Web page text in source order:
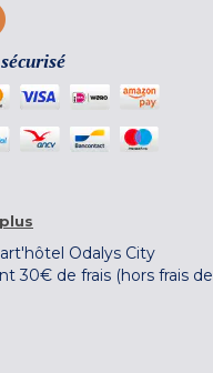
Odalys City
30€ de frais (hors frais de